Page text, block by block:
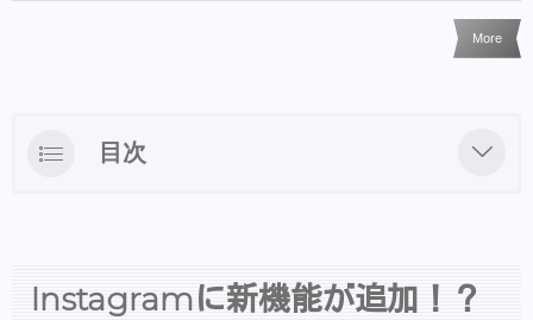
More
目次
ミュートのやり方
Instagramに新機能が追加！？